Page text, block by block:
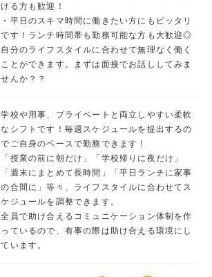
ける方も歓迎！
・平日のスキマ時間に働きたい方にもピッタリ
です！ランチ時間帯も勤務可能な方も大歓迎◎
自分のライフスタイルに合わせて無理なく働く
ことができます。まずは面接でお話ししてみま
せんか？？
学校や用事、プライベートと両立しやすい柔軟
なシフトです！毎週スケジュールを提出するの
でご自身のペースで勤務できます！
「授業の前に朝だけ」「学校帰りに夜だけ」
「週末にまとめて長時間」「平日ランチに家事
の合間に」等々、ライフスタイルに合わせてス
ケジュールを調整できます。
全員で助け合えるコミュニケーション体制を作
っているので、有事の際は助け合える環境にし
ています。